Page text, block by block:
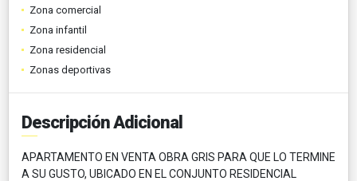
Zona comercial
Zona infantil
Zona residencial
Zonas deportivas
Descripción Adicional
APARTAMENTO EN VENTA OBRA GRIS PARA QUE LO TERMINE
A SU GUSTO, UBICADO EN EL CONJUNTO RESIDENCIAL